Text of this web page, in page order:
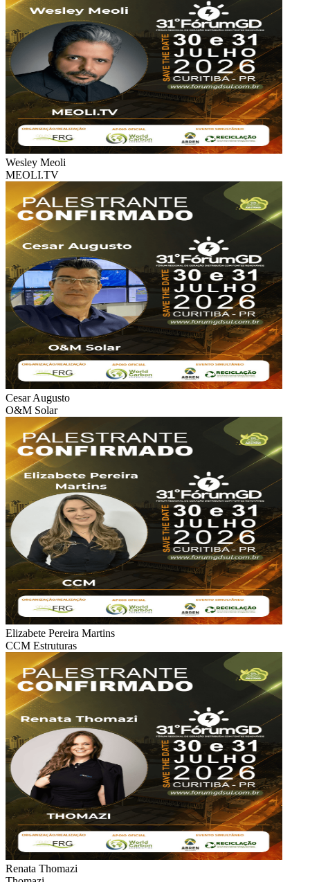
Wesley Meoli
MEOLI.TV
Cesar Augusto
O&M Solar
Elizabete Pereira Martins
CCM Estruturas
Renata Thomazi